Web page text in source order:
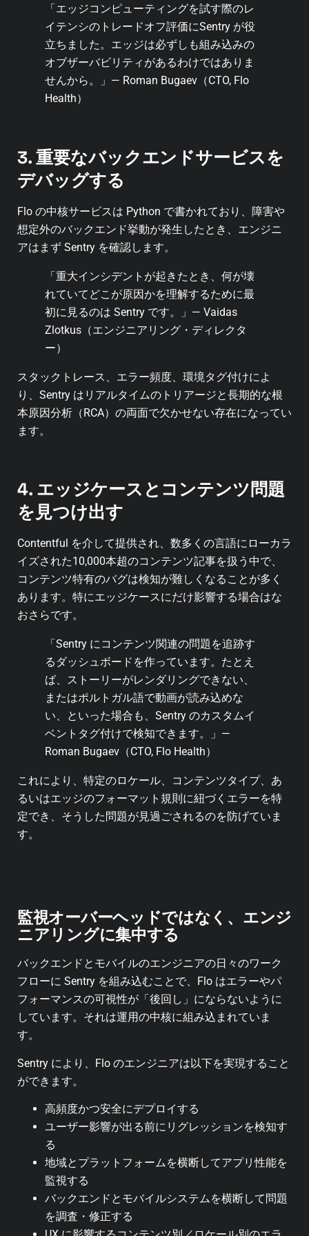
「エッジコンピューティングを試す際のレ
イテンシのトレードオフ評価にSentry が役
立ちました。エッジは必ずしも組み込みの
オブザーバビリティがあるわけではありま
せんから。」— Roman Bugaev（CTO, Flo
Health）
3. 重要なバックエンドサービスを
デバッグする
Flo の中核サービスは Python で書かれており、障害や
想定外のバックエンド挙動が発生したとき、エンジニ
アはまず Sentry を確認します。
「重大インシデントが起きたとき、何が壊
れていてどこが原因かを理解するために最
初に見るのは Sentry です。」— Vaidas
Zlotkus（エンジニアリング・ディレクタ
ー）
スタックトレース、エラー頻度、環境タグ付けによ
り、Sentry はリアルタイムのトリアージと長期的な根
本原因分析（RCA）の両面で欠かせない存在になってい
ます。
4. エッジケースとコンテンツ問題
を見つけ出す
Contentful を介して提供され、数多くの言語にローカラ
イズされた10,000本超のコンテンツ記事を扱う中で、
コンテンツ特有のバグは検知が難しくなることが多く
あります。特にエッジケースにだけ影響する場合はな
おさらです。
「Sentry にコンテンツ関連の問題を追跡す
るダッシュボードを作っています。たとえ
ば、ストーリーがレンダリングできない、
またはポルトガル語で動画が読み込めな
い、といった場合も、Sentry のカスタムイ
ベントタグ付けで検知できます。」—
Roman Bugaev（CTO, Flo Health）
これにより、特定のロケール、コンテンツタイプ、あ
るいはエッジのフォーマット規則に紐づくエラーを特
定でき、そうした問題が見過ごされるのを防げていま
す。
監視オーバーヘッドではなく、エンジ
ニアリングに集中する
バックエンドとモバイルのエンジニアの日々のワーク
フローに Sentry を組み込むことで、Flo はエラーやパ
フォーマンスの可視性が「後回し」にならないように
しています。それは運用の中核に組み込まれていま
す。
Sentry により、Flo のエンジニアは以下を実現すること
ができます。
高頻度かつ安全にデプロイする
ユーザー影響が出る前にリグレッションを検知す
る
地域とプラットフォームを横断してアプリ性能を
監視する
バックエンドとモバイルシステムを横断して問題
を調査・修正する